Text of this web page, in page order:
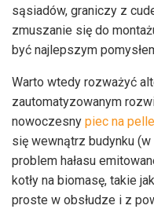
sąsiadów, graniczy z
zmuszanie się do
być najlepszym
Warto wtedy rozważyć
zautomatyzowanym
nowoczesny piec na
się wewnątrz budynku (w
problem hałasu
kotły na biomasę, takie
proste w obsłudze i z